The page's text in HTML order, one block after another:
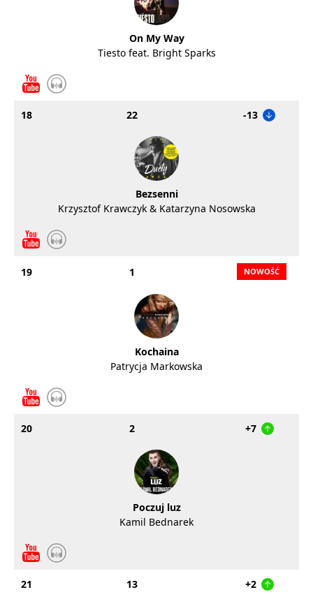
On My Way
Tiesto feat. Bright Sparks
18 22 -13
Bezsenni
Krzysztof Krawczyk & Katarzyna Nosowska
19 1
Kochaina
Patrycja Markowska
20 2 +7
Poczuj luz
Kamil Bednarek
21 13 +2